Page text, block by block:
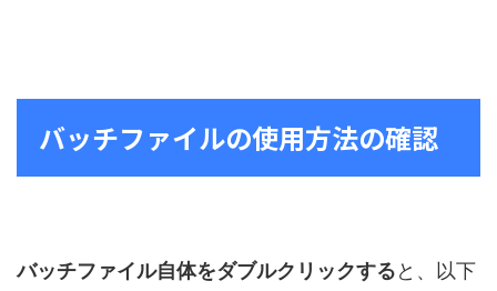
バッチファイルの使用方法の確認
バッチファイル自体をダブルクリックすると、以下